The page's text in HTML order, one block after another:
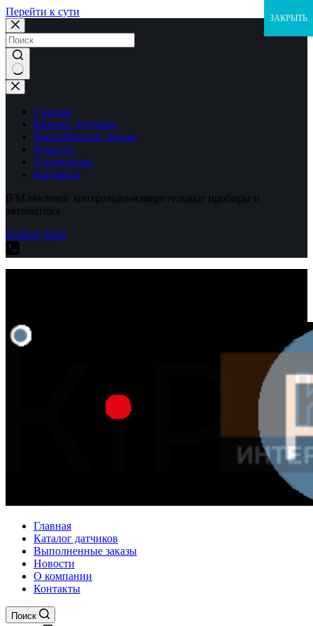
Перейти к сути
Ничего
не
найденоГлавная
Каталог датчиков
Выполненные заказы
Новости
О компании
Контакты
IFM electronic контрольно-измерительные приборы и
автоматика
Explore Shop
Главная
Каталог датчиков
Выполненные заказы
Новости
О компании
Контакты
Поиск
ЗАКРЫТЬ